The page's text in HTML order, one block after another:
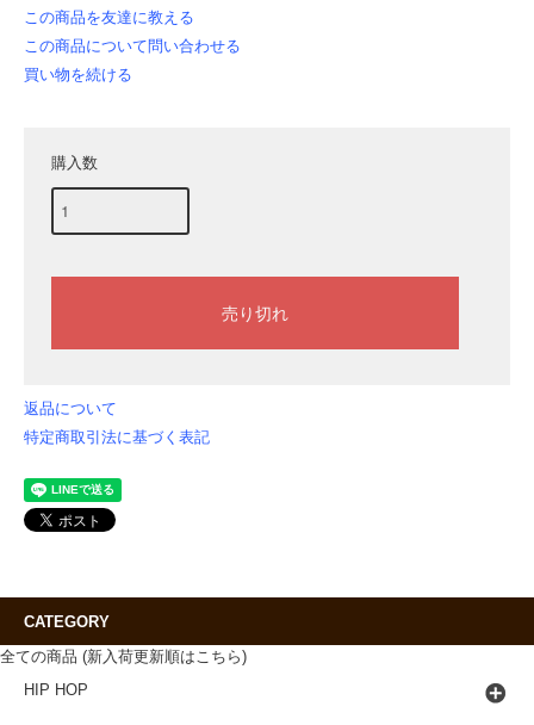
この商品を友達に教える
この商品について問い合わせる
買い物を続ける
購入数
返品について
特定商取引法に基づく表記
CATEGORY
全ての商品 (新入荷更新順はこちら)
HIP HOP